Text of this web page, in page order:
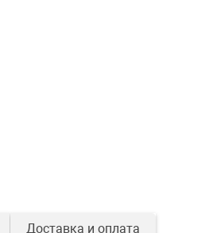
Доставка и оплата